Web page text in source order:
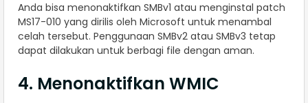
Anda bisa menonaktifkan SMBv1 atau menginstal patch
MS17-010 yang dirilis oleh Microsoft untuk menambal
celah tersebut. Penggunaan SMBv2 atau SMBv3 tetap
dapat dilakukan untuk berbagi file dengan aman.
4. Menonaktifkan WMIC